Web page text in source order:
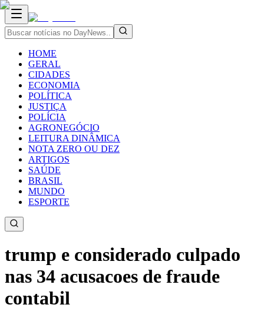
HOME
GERAL
CIDADES
ECONOMIA
POLÍTICA
JUSTIÇA
POLÍCIA
AGRONEGÓCIO
LEITURA DINÂMICA
NOTA ZERO OU DEZ
ARTIGOS
SAÚDE
BRASIL
MUNDO
ESPORTE
trump e considerado culpado
nas 34 acusacoes de fraude
contabil